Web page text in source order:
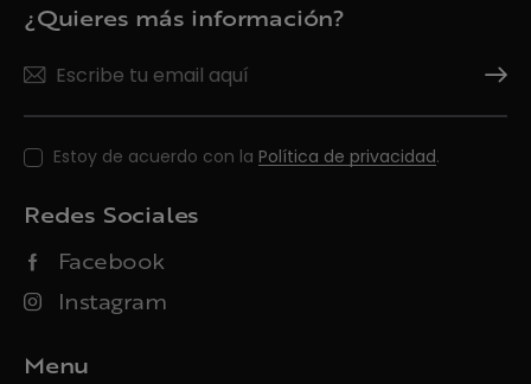
¿Quieres más información?
Estoy de acuerdo con la Política de privacidad.
Redes Sociales
Facebook
Instagram
Menu